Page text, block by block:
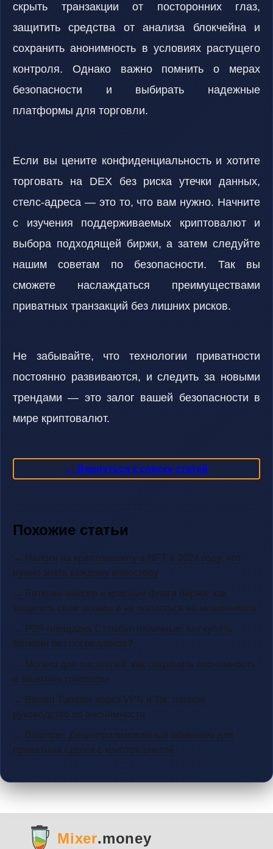
скрыть транзакции от посторонних глаз,
защитить средства от анализа блокчейна и
сохранить анонимность в условиях растущего
контроля. Однако важно помнить о мерах
безопасности и выбирать надежные
платформы для торговли.
Если вы цените конфиденциальность и хотите
торговать на DEX без риска утечки данных,
стелс-адреса — это то, что вам нужно. Начните
с изучения поддерживаемых криптовалют и
выбора подходящей биржи, а затем следуйте
нашим советам по безопасности. Так вы
сможете наслаждаться преимуществами
приватных транзакций без лишних рисков.
Не забывайте, что технологии приватности
постоянно развиваются, и следить за новыми
трендами — это залог вашей безопасности в
мире криптовалют.
← Вернуться к списку статей
Похожие статьи
→ Налоги на криптовалюту и NFT в 2024 году: что
нужно знать каждому инвестору
→ Биткоин-миксер и красные флаги биржи: как
защитить свои активы и не попасться на мошенников
→ P2P-площадка Стамбул наличные: как купить
биткоин без посредников?
→ Monero для писателей: как сохранить анонимность
и защитить гонорары
→ Bitcoin Tumbler через VPN и Tor: полное
руководство по анонимности
→ Balancer: Децентрализованный обменник для
приватных сделок с криптовалютой
Mixer.money